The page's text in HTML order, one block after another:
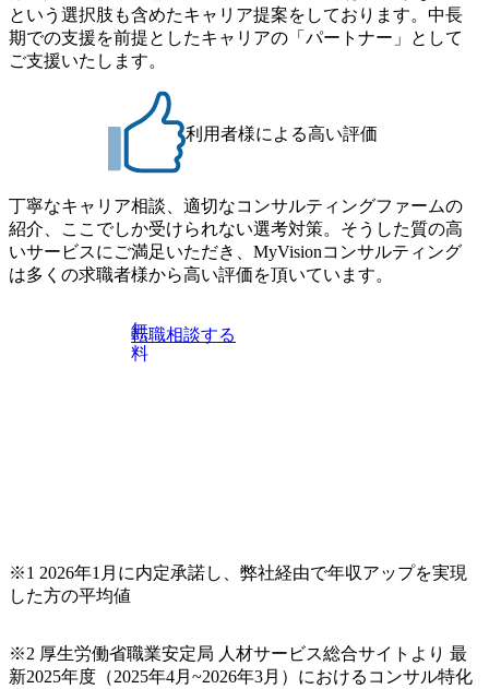
ン構築
テム
ン・実
社:基
ープパ
連携
コンサ
略・組織再編の事例研究を通
じた中長期R&D戦略策定 ・
専門商社:SaaS新サービスの
ポートフォリオ検討支援) ・
金融業:ネット証券ビジネスの
ン構築支援) ・証券業:STOシ
ステム(Security Token
Offering system)グランドデザ
イン・実装支援 ・官公
庁:ERPリプレイスに伴うシス
テム導入支援 ・その他:AI
連携した先端技術活用支援コ
択(IT戦略策定、ITガバナンス
構築、ITPMOなど) ・AI・ク
ティングキャリアを選択 ・グ
ループ会社のシンプレクス株
式会社へのジョブローテーシ
という選択肢も含めたキャリア提案をしております。中長
期での支援を前提としたキャリアの「パートナー」として
ご支援いたします。
利用者様による高い評価
丁寧なキャリア相談、適切なコンサルティングファームの
紹介、ここでしか受けられない選考対策。そうした質の高
いサービスにご満足いただき、MyVisionコンサルティング
は多くの求職者様から高い評価を頂いています。
無
料
転職相談する
※1 2026年1月に内定承諾し、弊社経由で年収アップを実現
した方の平均値
※2 厚生労働省職業安定局 人材サービス総合サイトより 最
新2025年度（2025年4月~2026年3月）におけるコンサル特化